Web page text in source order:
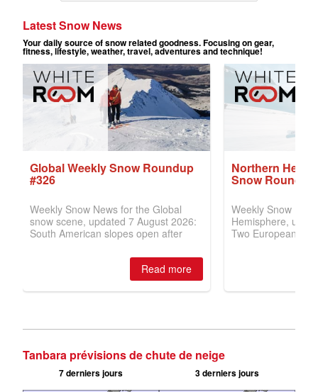
Tanbara prévisions de chute de neige
7 derniers jours 3 derniers jours